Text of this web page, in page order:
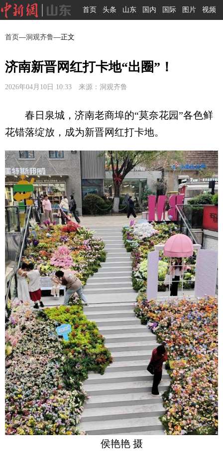
首页 头条 山东 国内 国际 图片 视频
首页—洞观齐鲁—正文
济南新晋网红打卡地“出圈”！
2026年04月10日 10:33 来源：洞观齐鲁
春日泉城，济南老商埠的“莫奈花园”各色鲜
花错落绽放，成为新晋网红打卡地。
侯艳艳 摄